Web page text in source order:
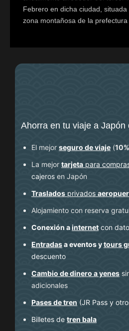
Febrero en dicha ciudad,
zona montañosa de la prefectura
Ahorra en tu viaje a Japón
El mejor seguro de viaje (10%
La mejor tarjeta para
cajeros en Japón
Traslados privados
Alojamiento con reserva
Conexión ainternet con
Entradasa eventos ytours
descuento
Cambio de dinero a yenes
adicionales
Pases de tren (JR Pass y
Billetes de tren bala